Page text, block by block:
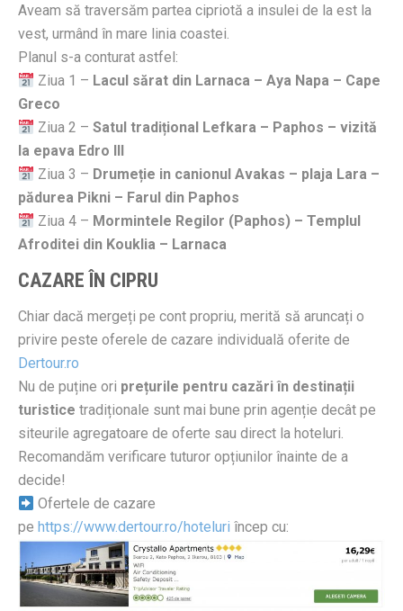
Aveam să traversăm partea cipriotă a insulei de la est la
vest, urmând în mare linia coastei.
Planul s-a conturat astfel:
Ziua 1 – Lacul sărat din Larnaca – Aya Napa – Cape
Greco
Ziua 2 –Satul tradițional Lefkara – Paphos – vizită
la epava Edro III
Ziua 3 – Drumeție in canionul Avakas – plaja Lara –
pădurea Pikni – Farul din Paphos
Ziua 4 – Mormintele Regilor (Paphos) – Templul
Afroditei din Kouklia – Larnaca
CAZARE ÎN CIPRU
Chiar dacă mergeți pe cont propriu, merită să aruncați o
privire peste oferele de cazare individuală oferite de
Dertour.ro
Nu de puține ori prețurile pentru cazări în destinații
turistice tradiționale sunt mai bune prin agenție decât pe
siteurile agregatoare de oferte sau direct la hoteluri.
Recomandăm verificare tuturor opțiunilor înainte de a
decide!
Ofertele de cazare
pe https://www.dertour.ro/hoteluri încep cu: